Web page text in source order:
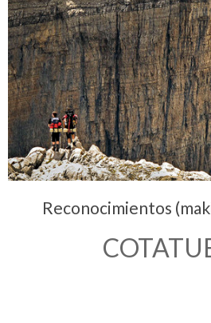
Reconocimientos